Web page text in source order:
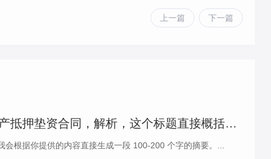
上一篇 下一篇
房产抵押垫资合同范本，房产抵押垫资合同，解析，这个标题直接概括了合同的主要内容，即房产抵押和垫资。它简洁明了，能够准确传达合同的关键信息。
根据你提供的内容直接生成一段 100-200 个字的摘要。...